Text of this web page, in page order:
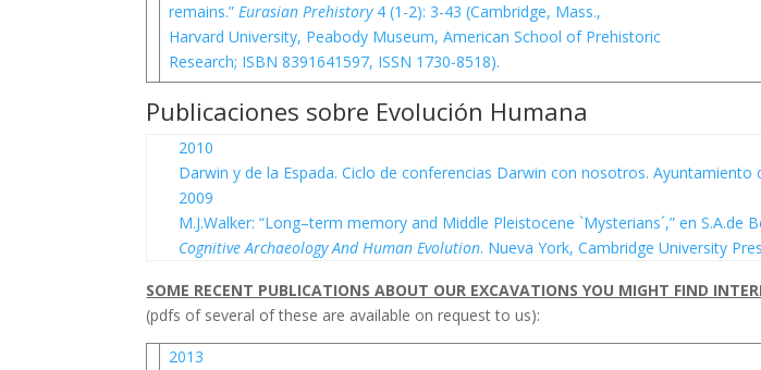
remains.” Eurasian Prehistory 4 (1-2): 3-43 (Cambridge, Mass.,
Harvard University, Peabody Museum, American School of Prehistoric
Research; ISBN 8391641597, ISSN 1730-8518).
Publicaciones sobre Evolución Humana
2010
Darwin y de la Espada. Ciclo de conferencias Darwin con nosotros. Ayuntamiento
2009
M.J.Walker: “Long–term memory and Middle Pleistocene `Mysterians´,” en S.A.de
Cognitive Archaeology And Human Evolution. Nueva York, Cambridge University
SOME RECENT PUBLICATIONS ABOUT OUR EXCAVATIONS YOU MIGHT FIND
(pdfs of several of these are available on request to us):
2013